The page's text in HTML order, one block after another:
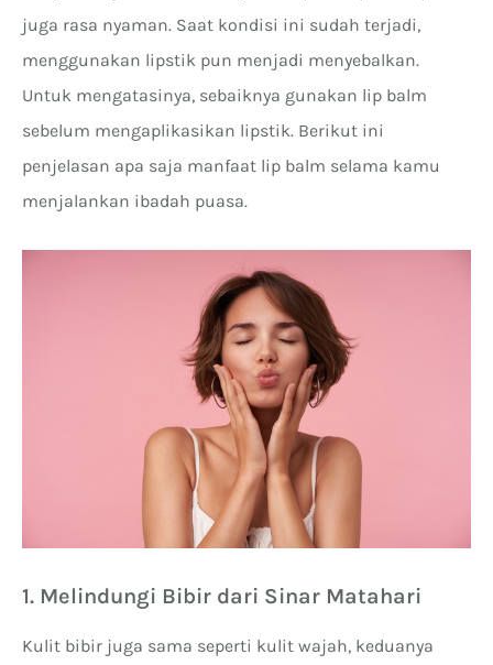
juga rasa nyaman. Saat kondisi ini sudah terjadi,
menggunakan lipstik pun menjadi menyebalkan.
Untuk mengatasinya, sebaiknya gunakan lip balm
sebelum mengaplikasikan lipstik. Berikut ini
penjelasan apa saja manfaat lip balm selama kamu
menjalankan ibadah puasa.
1. Melindungi Bibir dari Sinar Matahari
Kulit bibir juga sama seperti kulit wajah, keduanya